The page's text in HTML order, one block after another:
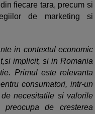
fiecare tara, precum si
de marketing si
in contextul economic
implicit, si in Romania
Primul este relevanta
consumatori, intr-un
necesitatile si valorile
de cresterea